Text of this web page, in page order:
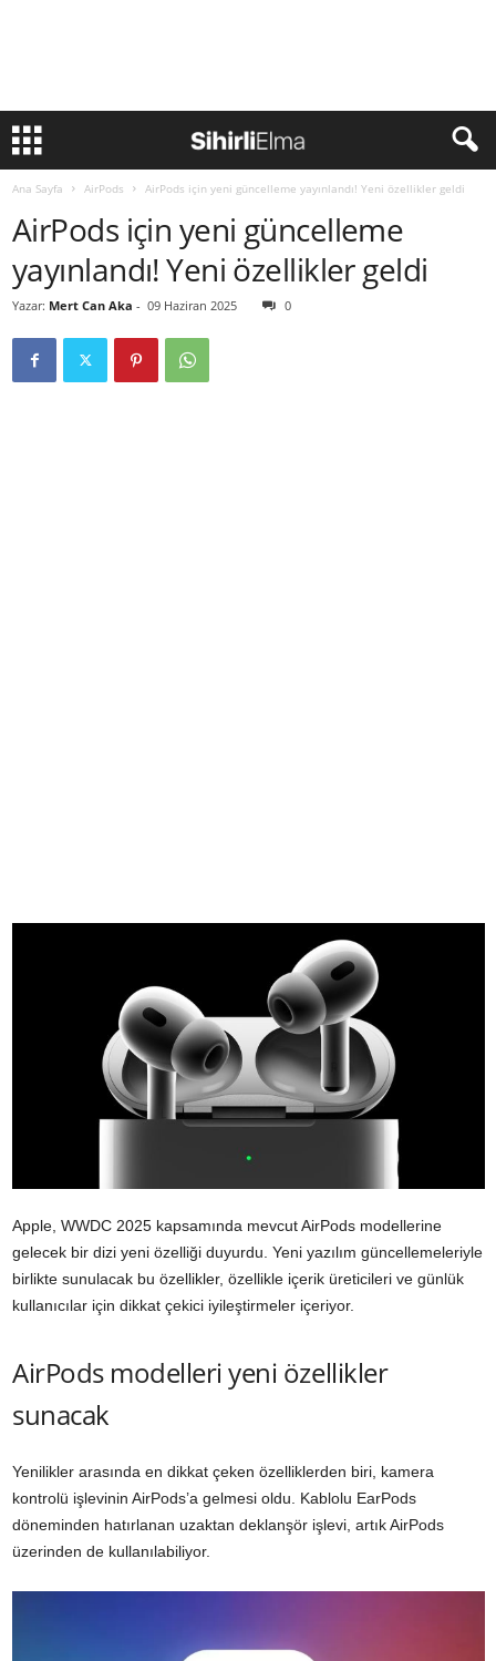
Ana Sayfa AirPods AirPods için yeni güncelleme yayınlandı! Yeni özellikler geldi
AirPods için yeni güncelleme
yayınlandı! Yeni özellikler geldi
Yazar: Mert Can Aka - 09 Haziran 2025 0
Apple, WWDC 2025 kapsamında mevcut AirPods modellerine
gelecek bir dizi yeni özelliği duyurdu. Yeni yazılım güncellemeleriyle
birlikte sunulacak bu özellikler, özellikle içerik üreticileri ve günlük
kullanıcılar için dikkat çekici iyileştirmeler içeriyor.
AirPods modelleri yeni özellikler
sunacak
Yenilikler arasında en dikkat çeken özelliklerden biri, kamera
kontrolü işlevinin AirPods’a gelmesi oldu. Kablolu EarPods
döneminden hatırlanan uzaktan deklanşör işlevi, artık AirPods
üzerinden de kullanılabiliyor.